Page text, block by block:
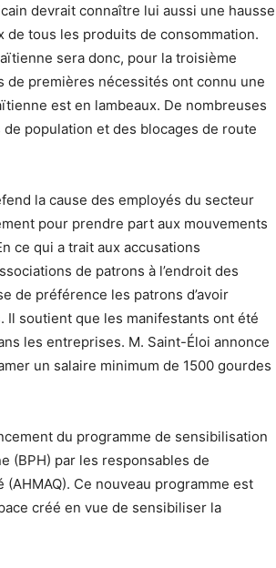
devrait connaître lui aussi une hausse
tous les produits de consommation.
sera donc, pour la troisième
premières nécessités ont connu une
est en lambeaux. De nombreuses
population et des blocages de route
la cause des employés du secteur
pour prendre part aux mouvements
ce qui a trait aux accusations
de patrons à l’endroit des
de préférence les patrons d’avoir
soutient que les manifestants ont été
les entreprises. M. Saint-Éloi annonce
un salaire minimum de 1500 gourdes
du programme de sensibilisation
(BPH) par les responsables de
Ce nouveau programme est
créé en vue de sensibiliser la